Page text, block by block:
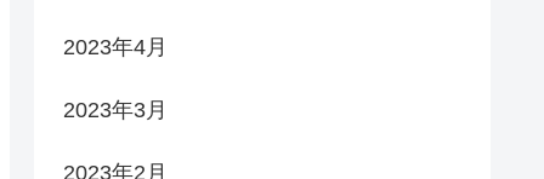
2023年4月
2023年3月
2023年2月